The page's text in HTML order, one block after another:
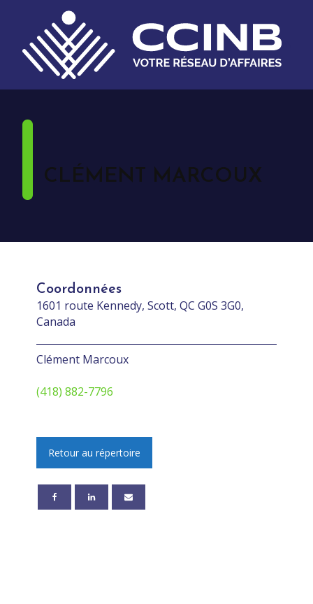
CLÉMENT MARCOUX
Coordonnées
1601 route Kennedy, Scott, QC G0S 3G0,
Canada
Clément Marcoux
(418) 882-7796
Retour au répertoire